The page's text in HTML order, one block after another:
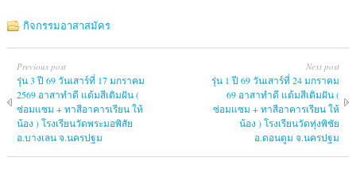
กิจกรรมอาสาสมัคร
Previous post
รุ่น 3 ปี 69 วันเสาร์ที่ 17 มกราคม
2569 อาสาทำดี แต้มสีเติมฝัน (
ซ่อมแซม + ทาสีอาคารเรียน ให้
น้อง ) โรงเรียนวัดพระมอพิสัย
อ.บางเลน จ.นครปฐม
Next post
รุ่น 1 ปี 69 วันเสาร์ที่ 24 มกราคม
69 อาสาทำดี แต้มสีเติมฝัน (
ซ่อมแซม + ทาสีอาคารเรียน ให้
น้อง ) โรงเรียนวัดทุ่งพิชัย
อ.ดอนตูม จ.นครปฐม